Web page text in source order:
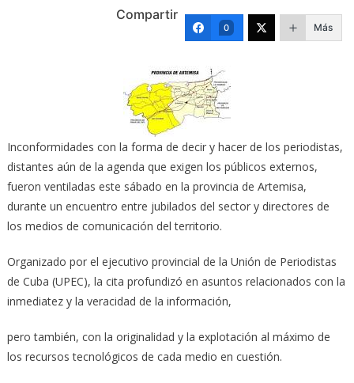
Compartir
0 Más
Inconformidades con la forma de decir y hacer de los periodistas,
distantes aún de la agenda que exigen los públicos externos,
fueron ventiladas este sábado en la provincia de Artemisa,
durante un encuentro entre jubilados del sector y directores de
los medios de comunicación del territorio.
Organizado por el ejecutivo provincial de la Unión de Periodistas
de Cuba (UPEC), la cita profundizó en asuntos relacionados con la
inmediatez y la veracidad de la información,
pero también, con la originalidad y la explotación al máximo de
los recursos tecnológicos de cada medio en cuestión.